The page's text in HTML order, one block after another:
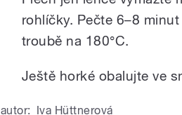
rohlíčky. Pečte 6–8
troubě na 180°C.
Ještě horké obalujte ve
autor: Iva Hüttnerová